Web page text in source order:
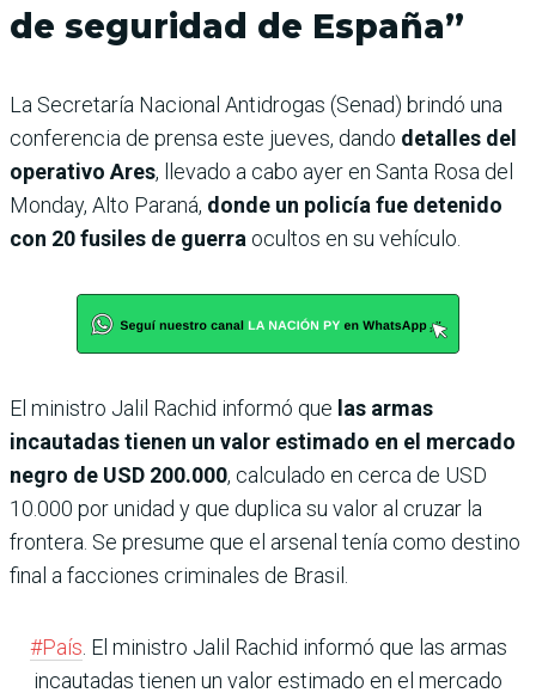
de seguridad de España”
La Secretaría Nacional Antidrogas (Senad) brindó una
conferencia de prensa este jueves, dando detalles del
operativo Ares, llevado a cabo ayer en Santa Rosa del
Monday, Alto Paraná, donde un policía fue detenido
con 20 fusiles de guerra ocultos en su vehículo.
El ministro Jalil Rachid informó que las armas
incautadas tienen un valor estimado en el mercado
negro de USD 200.000, calculado en cerca de USD
10.000 por unidad y que duplica su valor al cruzar la
frontera. Se presume que el arsenal tenía como destino
final a facciones criminales de Brasil.
#País . El ministro Jalil Rachid informó que las armas
incautadas tienen un valor estimado en el mercado